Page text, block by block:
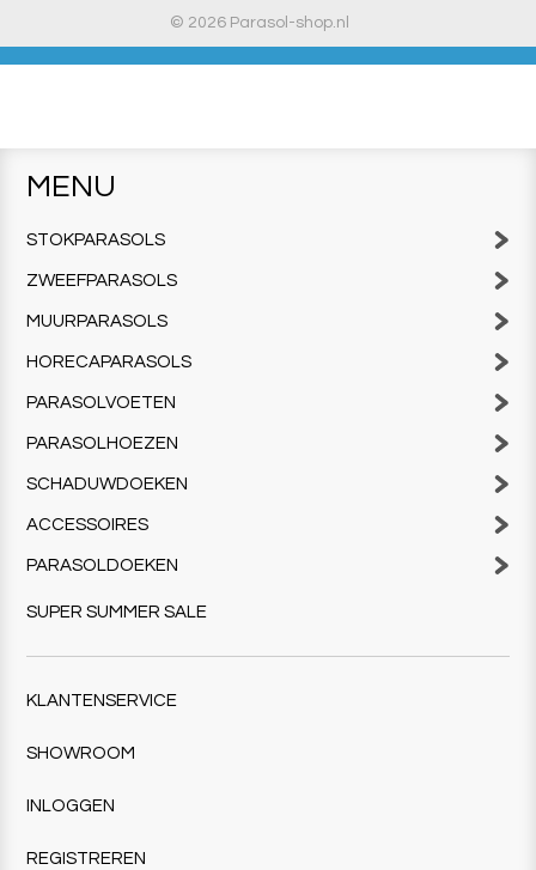
© 2026 Parasol-shop.nl
MENU
STOKPARASOLS
ZWEEFPARASOLS
MUURPARASOLS
HORECAPARASOLS
PARASOLVOETEN
PARASOLHOEZEN
SCHADUWDOEKEN
ACCESSOIRES
PARASOLDOEKEN
SUPER SUMMER SALE
KLANTENSERVICE
SHOWROOM
INLOGGEN
REGISTREREN